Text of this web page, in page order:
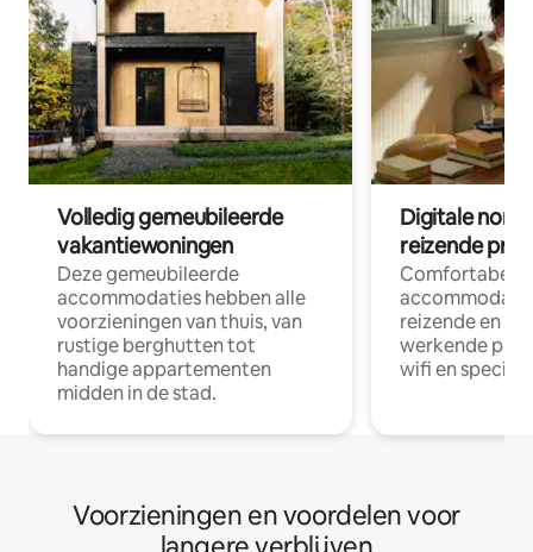
Volledig gemeubileerde
vakantiewoningen
Deze gemeubileerde
accommodaties hebben alle
voorzieningen van thuis, van
rustige berghutten tot
handige appartementen
midden in de stad.
Digitale
reizende
Comfortabele
reizende en
werkende
wifi en
Voorzieningen en voordelen voor